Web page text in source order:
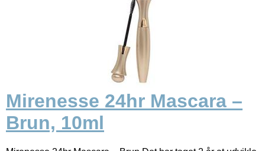
Mirenesse 24hr Mascara –
Brun, 10ml